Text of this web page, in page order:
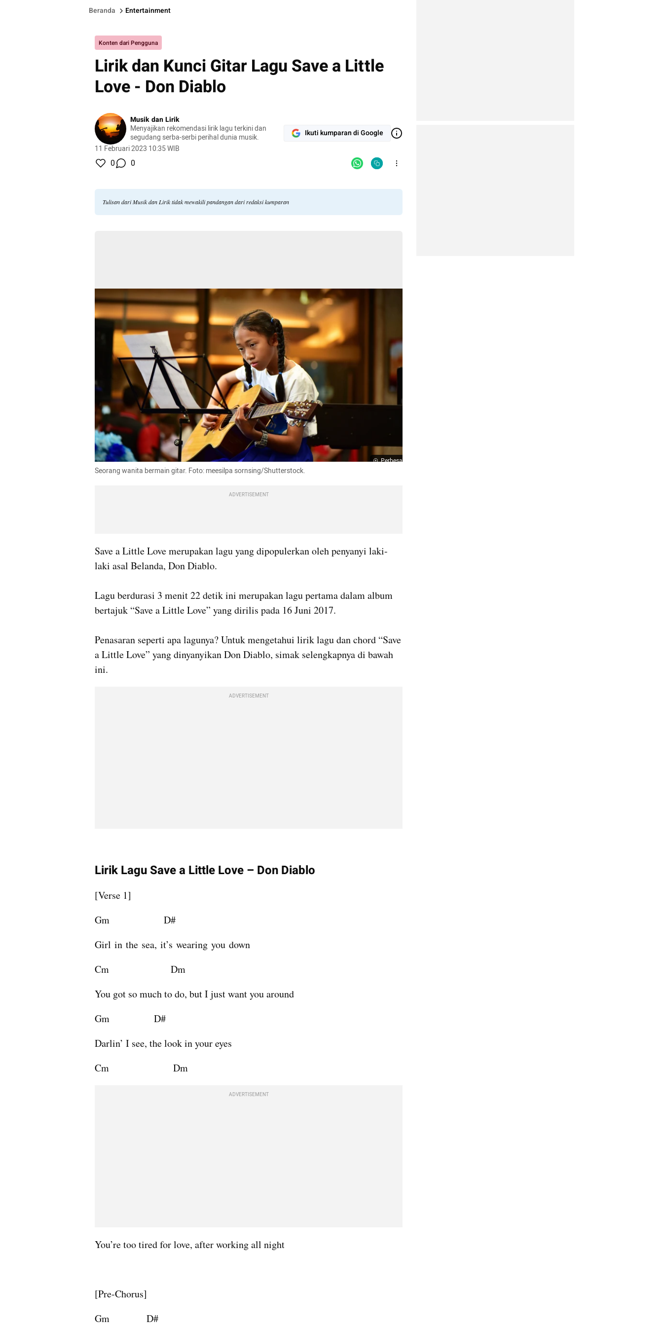
Beranda Entertainment
Konten dari Pengguna
Lirik dan Kunci Gitar Lagu Save a Little
Love - Don Diablo
Musik dan Lirik
Menyajikan rekomendasi lirik lagu terkini dan
segudang serba-serbi perihal dunia musik.
11 Februari 2023 10:35 WIB
Ikuti kumparan di Google
0 0
Tulisan dari Musik dan Lirik tidak mewakili pandangan dari redaksi kumparan
Perbesar
Seorang wanita bermain gitar. Foto: meesilpa sornsing/Shutterstock.
ADVERTISEMENT
Save a Little Love merupakan lagu yang dipopulerkan oleh penyanyi laki-
laki asal Belanda, Don Diablo.
Lagu berdurasi 3 menit 22 detik ini merupakan lagu pertama dalam album
bertajuk “Save a Little Love” yang dirilis pada 16 Juni 2017.
Penasaran seperti apa lagunya? Untuk mengetahui lirik lagu dan chord “Save
a Little Love” yang dinyanyikan Don Diablo, simak selengkapnya di bawah
ini.
ADVERTISEMENT
Lirik Lagu Save a Little Love – Don Diablo
[Verse 1]
Gm                      D#
Girl in the sea, it’s wearing you down
Cm                         Dm
You got so much to do, but I just want you around
Gm                  D#
Darlin’ I see, the look in your eyes
Cm                          Dm
ADVERTISEMENT
You’re too tired for love, after working all night
[Pre-Chorus]
Gm               D#